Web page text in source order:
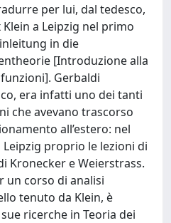
per lui, dal tedesco,
a Leipzig nel primo
in die
[Introduzione alla
Gerbaldi
era infatti uno dei tanti
che avevano trascorso
all’estero: nel
Leipzig proprio le lezioni di
Kronecker e Weierstrass.
un corso di analisi
tenuto da Klein, è
ricerche in Teoria dei